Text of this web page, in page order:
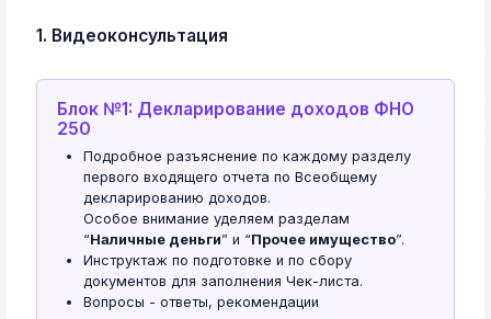
1. Видеоконсультация
Блок №1: Декларирование доходов ФНО
250
Подробное разъяснение по каждому разделу
первого входящего отчета по Всеобщему
декларированию доходов.
Особое внимание уделяем разделам
“Наличные деньги” и “Прочее имущество”.
Инструктаж по подготовке и по сбору
документов для заполнения Чек-листа.
Вопросы - ответы, рекомендации